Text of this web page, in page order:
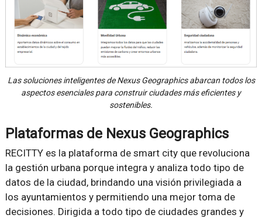
Las soluciones inteligentes de Nexus Geographics abarcan todos los
aspectos esenciales para construir ciudades más eficientes y
sostenibles.
Plataformas de Nexus Geographics
RECITTY es la plataforma de smart city que revoluciona
la gestión urbana porque integra y analiza todo tipo de
datos de la ciudad, brindando una visión privilegiada a
los ayuntamientos y permitiendo una mejor toma de
decisiones. Dirigida a todo tipo de ciudades grandes y